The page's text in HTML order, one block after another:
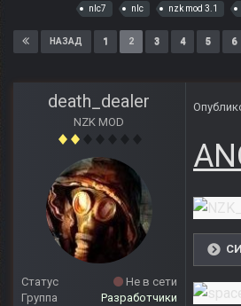
nlc7
nlc nzk mod 3.1
НАЗАД 1 2 3 4 5 6
death_dealer
NZK MOD
Статус
Не в сети
Группа
Разработчики